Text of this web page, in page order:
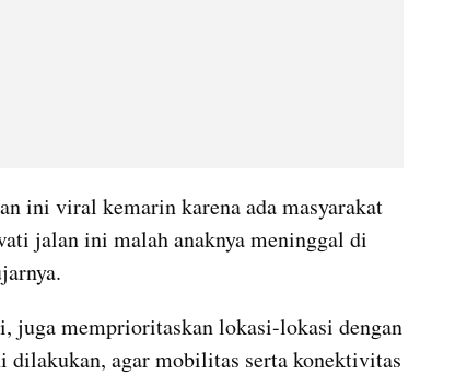
ini viral kemarin karena ada masyarakat
jalan ini malah anaknya meninggal di
juga memprioritaskan lokasi-lokasi dengan
dilakukan, agar mobilitas serta konektivitas